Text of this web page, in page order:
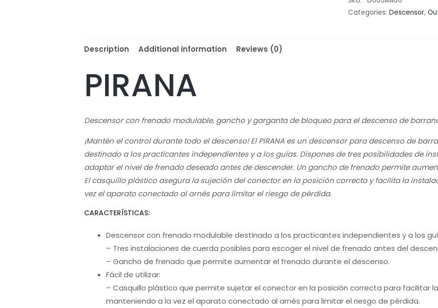
Categories: Descensor,
Description Additional information Reviews (0)
PIRANA
Descensor con frenado modulable, gancho y garganta de bloqueo para el descenso de
¡Mantén el control durante todo el descenso! El PIRANA es un descensor para descenso de
destinado a los practicantes independientes y a los guías. Dispones de tres posibilidades de
adaptar el nivel de frenado deseado antes de descender. Un gancho de frenado permite
El casquillo plástico asegura la sujeción del conector en la posición correcta y facilita la
vez el aparato conectado al arnés para limitar el riesgo de pérdida.
CARACTERÍSTICAS:
Descensor con frenado modulable destinado a los practicantes independientes y a los
– Tres instalaciones de cuerda posibles para escoger el nivel de frenado antes del
– Gancho de frenado que permite aumentar el frenado durante el descenso.
Fácil de utilizar:
– Casquillo plástico que permite sujetar el conector en la posición correcta para facilitar
manteniendo a la vez el aparato conectado al arnés para limitar el riesgo de pérdida.